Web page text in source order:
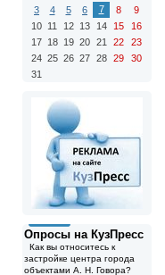
3
4 5 6 7 8
9
10 11 12 13 14 15
16
17 18 19 20 21 22
23
24 25 26 27 28 29
30
31
Опросы на КузПресс
Как вы относитесь к
застройке центра города
объектами А. Н. Говора?